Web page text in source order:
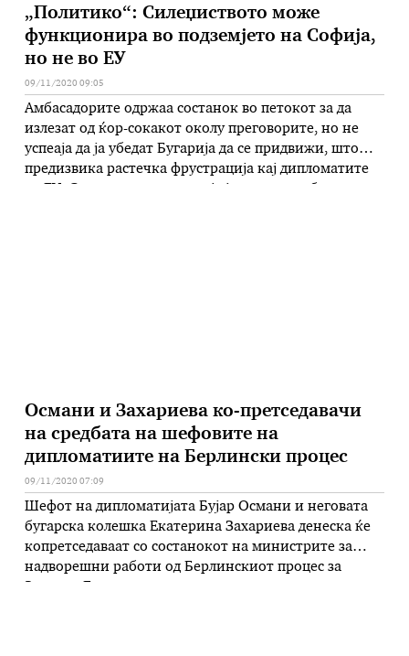
„Политико“: Силеџиството може
функционира во подземјето на Софија,
но не во ЕУ
09/11/2020 09:05
Амбасадорите одржаа состанок во петокот за да
излезат од ќор-сокакот околу преговорите, но не
успеаја да ја убедат Бугарија да се придвижи, што
предизвика растечка фрустрација кај дипломатите
Османи и Захариева ко-претседавачи
на средбата на шефовите на
дипломатиите на Берлински процес
09/11/2020 07:09
Шефот на дипломатијата Бујар Османи и неговата
бугарска колешка Екатерина Захариева денеска ќе
копретседаваат со состанокот на министрите за
надворешни работи од Берлинскиот процес за